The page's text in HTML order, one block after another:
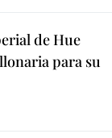
de Hue
para su